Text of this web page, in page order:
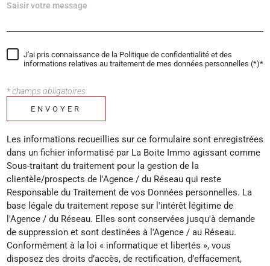
J'ai pris connaissance de la Politique de confidentialité et des
informations relatives au traitement de mes données personnelles (*)*
* champs obligatoires
ENVOYER
Les informations recueillies sur ce formulaire sont enregistrées
dans un fichier informatisé par La Boite Immo agissant comme
Sous-traitant du traitement pour la gestion de la
clientèle/prospects de l'Agence / du Réseau qui reste
Responsable du Traitement de vos Données personnelles. La
base légale du traitement repose sur l'intérêt légitime de
l'Agence / du Réseau. Elles sont conservées jusqu'à demande
de suppression et sont destinées à l'Agence / au Réseau.
Conformément à la loi « informatique et libertés », vous
disposez des droits d’accès, de rectification, d’effacement,